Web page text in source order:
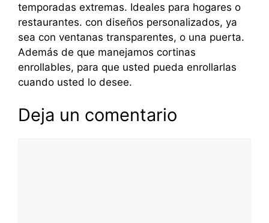
temporadas extremas. Ideales para hogares o
restaurantes. con diseños personalizados, ya
sea con ventanas transparentes, o una puerta.
Además de que manejamos cortinas
enrollables, para que usted pueda enrollarlas
cuando usted lo desee.
Deja un comentario